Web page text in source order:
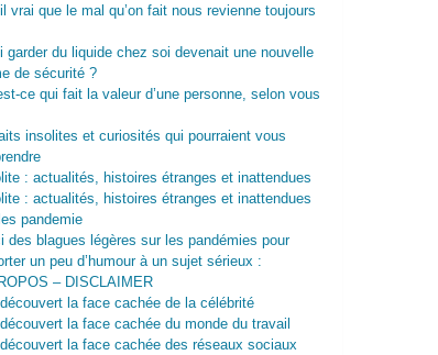
vrai que le mal qu’on fait nous revienne toujours
garder du liquide chez soi devenait une nouvelle
de sécurité ?
ce qui fait la valeur d’une personne, selon vous
insolites et curiosités qui pourraient vous
: actualités, histoires étranges et inattendues
: actualités, histoires étranges et inattendues
pandemie
des blagues légères sur les pandémies pour
un peu d’humour à un sujet sérieux :
– DISCLAIMER
découvert la face cachée de la célébrité
découvert la face cachée du monde du travail
découvert la face cachée des réseaux sociaux